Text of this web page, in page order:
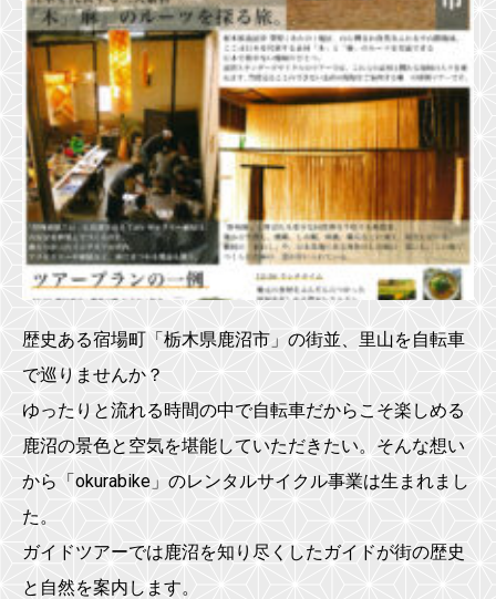
歴史ある宿場町「栃木県鹿沼市」の街並、里山を自転車
で巡りませんか？
ゆったりと流れる時間の中で自転車だからこそ楽しめる
鹿沼の景色と空気を堪能していただきたい。そんな想い
から「okurabike」のレンタルサイクル事業は生まれまし
た。
ガイドツアーでは鹿沼を知り尽くしたガイドが街の歴史
と自然を案内します。